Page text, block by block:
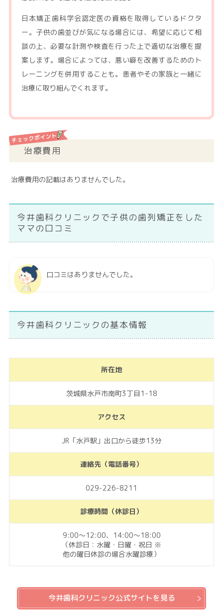
日本矯正歯科学会認定医の資格を取得しているドクタ
ー。子供の歯並びが気になる場合には、希望に応じて相
談の上、必要な計測や検査を行った上で適切な治療を提
案します。場合によっては、悪い癖を改善するためのト
レーニングを併用することも。患者やその家族と一緒に
治療に取り組んでくれます。
治療費用
治療費用の記載はありませんでした。
今井歯科クリニックで子供の歯列矯正をした
ママの口コミ
口コミはありませんでした。
今井歯科クリニックの基本情報
所在地
茨城県水戸市南町3丁目1-18
アクセス
JR「水戸駅」出口から徒歩13分
連絡先（電話番号）
029-226-8211
診療時間（休診日）
9:00〜12:00、14:00〜18:00
（休診日：水曜・日曜・祝日 ※
他の曜日休診の場合水曜診療）
今井歯科クリニック公式サイトを見る